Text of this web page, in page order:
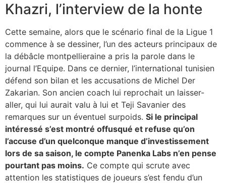
Khazri, l’interview de la honte
Cette semaine, alors que le scénario final de la Ligue 1
commence à se dessiner, l’un des acteurs principaux de
la débâcle montpellieraine a pris la parole dans le
journal l’Equipe. Dans ce dernier, l’international tunisien
défend son bilan et les accusations de Michel Der
Zakarian. Son ancien coach lui reprochait un laisser-
aller, qui lui aurait valu à lui et Teji Savanier des
remarques sur un éventuel surpoids. Si le principal
intéressé s’est montré offusqué et refuse qu’on
l’accuse d’un quelconque manque d’investissement
lors de sa saison, le compte Panenka Labs n’en pense
pourtant pas moins. Ce compte qui scrute avec
attention les statistiques de joueurs s’est fendu d’un